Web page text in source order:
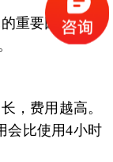
重要因素，一
，费用越高。
会比使用4小时